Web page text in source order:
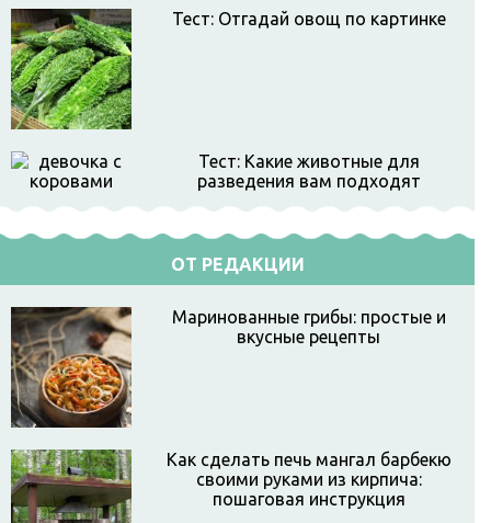
Тест: Отгадай овощ по картинке
Тест: Какие животные для
разведения вам подходят
ОТ РЕДАКЦИИ
Маринованные грибы: простые и
вкусные рецепты
Как сделать печь мангал барбекю
своими руками из кирпича:
пошаговая инструкция